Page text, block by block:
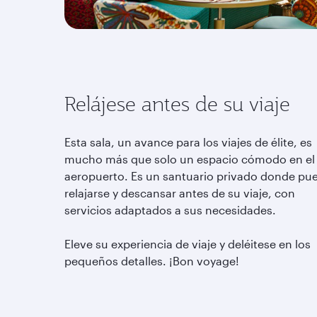
Relájese antes de su viaje
Esta sala, un avance para los viajes de élite, es
mucho más que solo un espacio cómodo en el
aeropuerto. Es un santuario privado donde
relajarse y descansar antes de su viaje, con
servicios adaptados a sus necesidades.
Eleve su experiencia de viaje y deléitese en los
pequeños detalles. ¡Bon voyage!